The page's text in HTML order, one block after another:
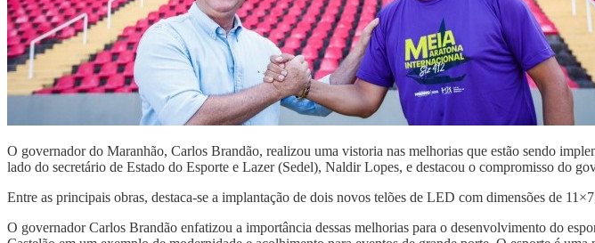
O governador do Maranhão, Carlos Brandão, realizou uma vistoria nas melhorias que estão sendo
lado do secretário de Estado do Esporte e Lazer (Sedel), Naldir Lopes, e destacou o compromisso do
Entre as principais obras, destaca-se a implantação de dois novos telões de LED com dimensões de
O governador Carlos Brandão enfatizou a importância dessas melhorias para o desenvolvimento do